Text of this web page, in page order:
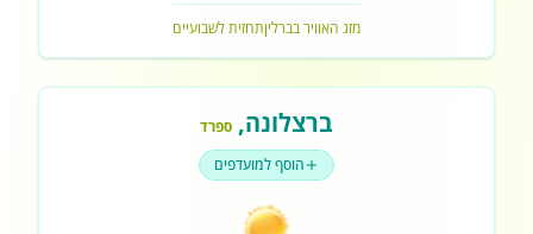
מזג האוויר בברליןתחזית לשבועיים
ברצלונה, ספרד
הוסף למועדפים